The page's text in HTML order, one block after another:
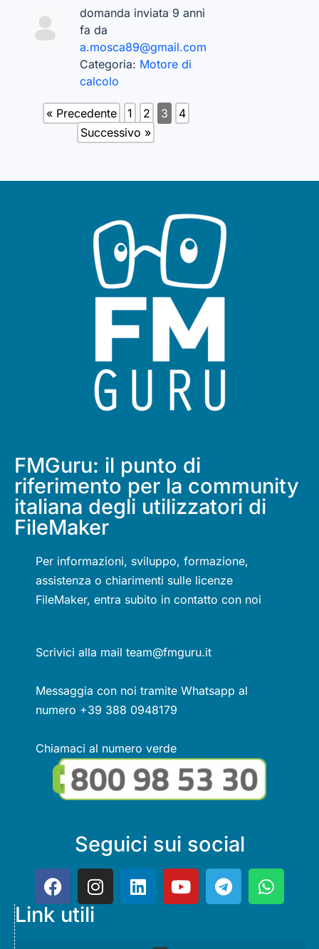
domanda inviata 9 anni
fa da
a.mosca89@gmail.com
Categoria: Motore di
calcolo
« Precedente 1 2 3
4
Successivo »
FMGuru: il punto di
riferimento per la community
italiana degli utilizzatori di
FileMaker
Per informazioni, sviluppo, formazione,
assistenza o chiarimenti sulle licenze
FileMaker, entra subito in contatto con noi
Scrivici alla mail team@fmguru.it
Messaggia con noi tramite Whatsapp al
numero +39 388 0948179
Chiamaci al numero verde
Seguici sui social
Link utili